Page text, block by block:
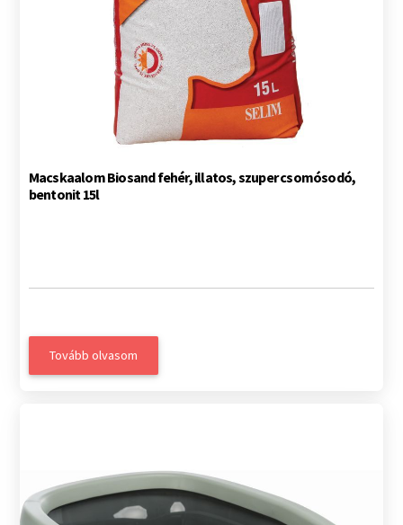
Macskaalom Biosand fehér, illatos, szuper csomósodó,
bentonit 15l
Tovább olvasom